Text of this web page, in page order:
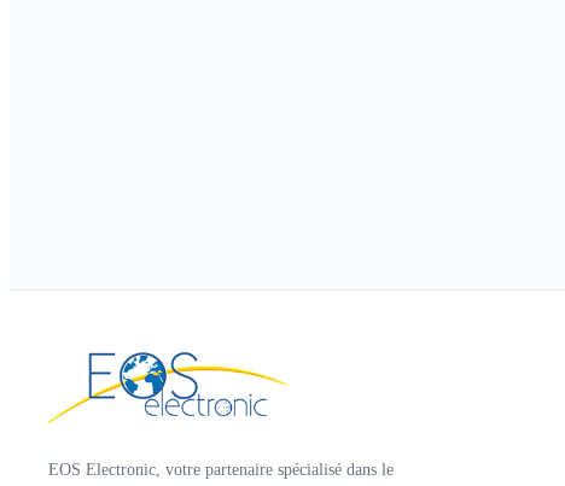
EOS Electronic, votre partenaire spécialisé dans le